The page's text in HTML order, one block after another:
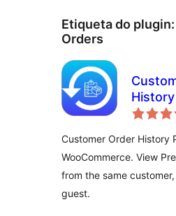
Etiqueta do plugin:
Orders
Customer Order History
WooCommerce. View
from the same
guest.